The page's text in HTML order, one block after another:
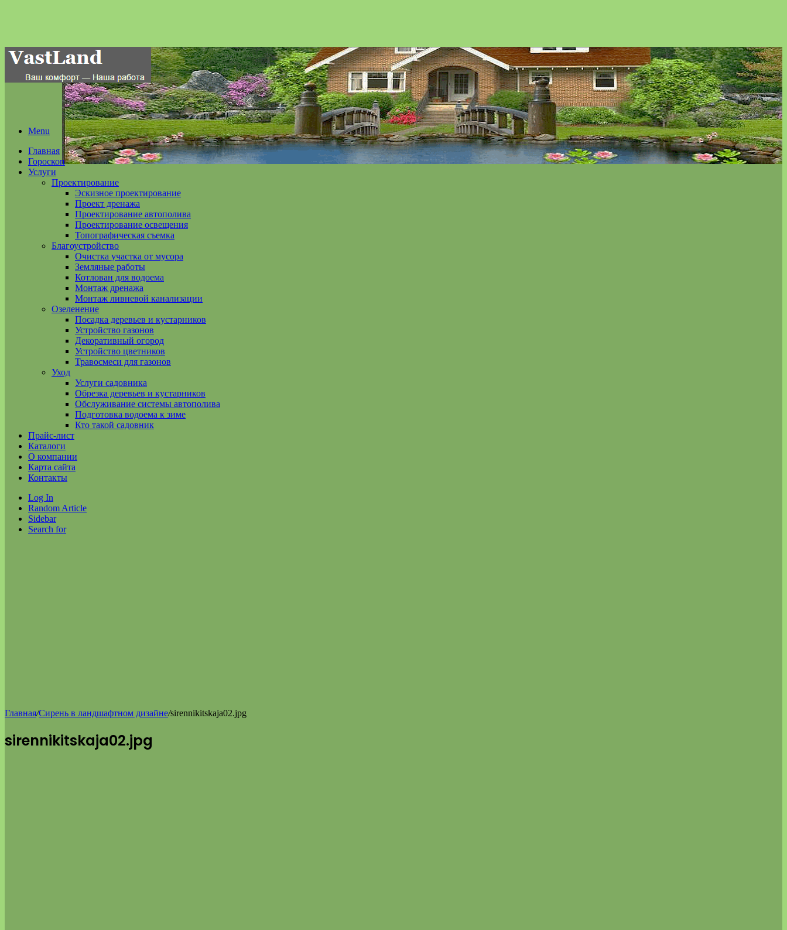
Menu
Главная
Гороскоп
Услуги
Проектирование
Эскизное проектирование
Проект дренажа
Проектирование автополива
Проектирование освещения
Топографическая съемка
Благоустройство
Очистка участка от мусора
Земляные работы
Котлован для водоема
Монтаж дренажа
Монтаж ливневой канализации
Озеленение
Посадка деревьев и кустарников
Устройство газонов
Декоративный огород
Устройство цветников
Травосмеси для газонов
Уход
Услуги садовника
Обрезка деревьев и кустарников
Обслуживание системы автополива
Подготовка водоема к зиме
Кто такой садовник
Прайс-лист
Каталоги
О компании
Карта сайта
Контакты
Log In
Random Article
Sidebar
Search for
Главная/Сирень в ландшафтном дизайне/sirennikitskaja02.jpg
sirennikitskaja02.jpg